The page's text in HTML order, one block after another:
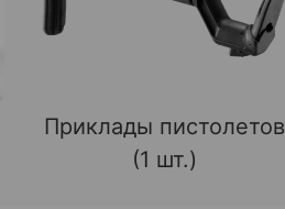
Приклады пистолетов
(1 шт.)